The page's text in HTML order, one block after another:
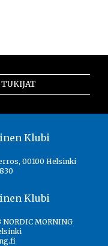
TUKIJAT
00100 Helsinki
MORNING